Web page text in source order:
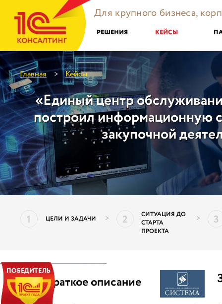
Для крупного бизнеса,
РЕШЕНИЯ КЕЙСЫ
Главная > Кейсы
«Единый центр
построил информационную
закупочной
1 ЦЕЛИ И ЗАДАЧИ > 2
СИТУАЦИЯ ДО
СТАРТА
ПРОЕКТА
> 3
|| Краткое описание